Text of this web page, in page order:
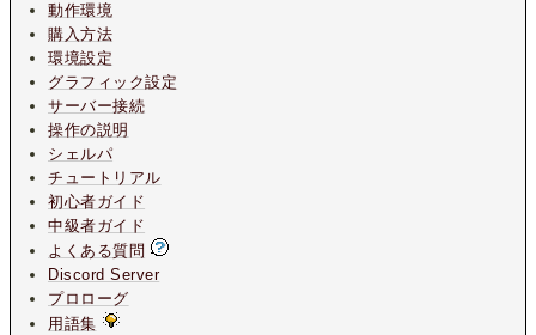
動作環境
購入方法
環境設定
グラフィック設定
サーバー接続
操作の説明
シェルパ
チュートリアル
初心者ガイド
中級者ガイド
よくある質問
Discord Server
プロローグ
用語集